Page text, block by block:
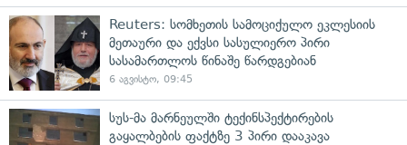
Reuters: სომხეთის სამოციქულო ეკლესიის
მეთაური და ექვსი სასულიერო პირი
სასამართლოს წინაშე წარდგებიან
6 აგვისტო, 09:45
სუს-მა მარნეულში ტექინსპექტირების
გაყალბების ფაქტზე 3 პირი დააკავა